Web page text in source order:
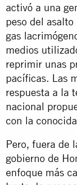
activó a una
peso del
gas
medios
reprimir unas
pacíficas. Las
respuesta a la
nacional
con la
Pero, fuera de
gobierno de
enfoque más